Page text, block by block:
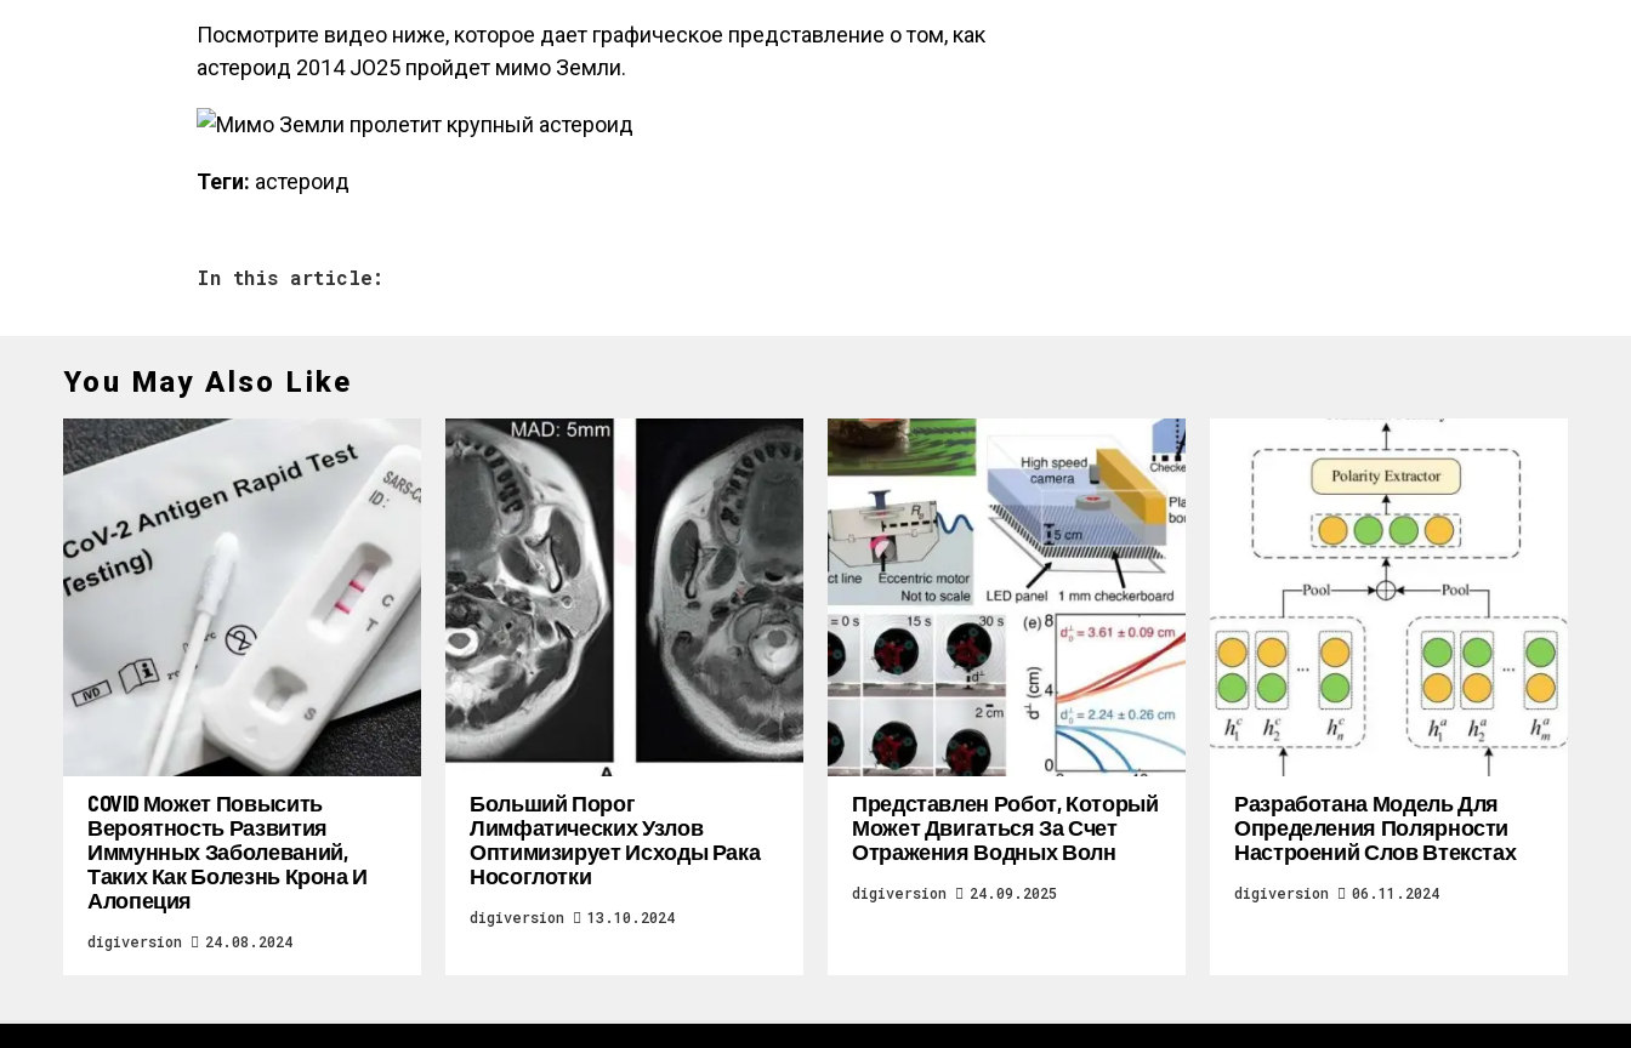
Посмотрите видео ниже, которое дает графическое представление о том, как
астероид 2014 JO25 пройдет мимо Земли.
Теги: астероид
In this article:
You May Also Like
COVID Может Повысить
Вероятность Развития
Иммунных Заболеваний,
Таких Как Болезнь Крона И
Алопеция
digiversion 24.08.2024
Больший Порог
Лимфатических Узлов
Оптимизирует Исходы Рака
Носоглотки
digiversion 13.10.2024
Представлен Робот, Который
Может Двигаться За Счет
Отражения Водных Волн
digiversion 24.09.2025
Разработана Модель Для
Определения Полярности
Настроений Слов Втекстах
digiversion 06.11.2024